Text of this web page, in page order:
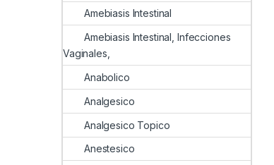
Amebiasis Intestinal
Amebiasis Intestinal, Infecciones
Vaginales,
Anabolico
Analgesico
Analgesico Topico
Anestesico